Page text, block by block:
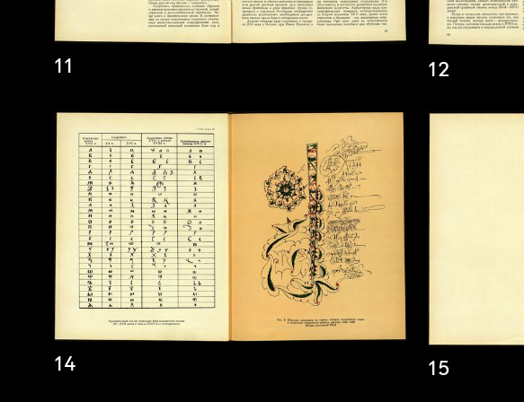
11 12
14 15